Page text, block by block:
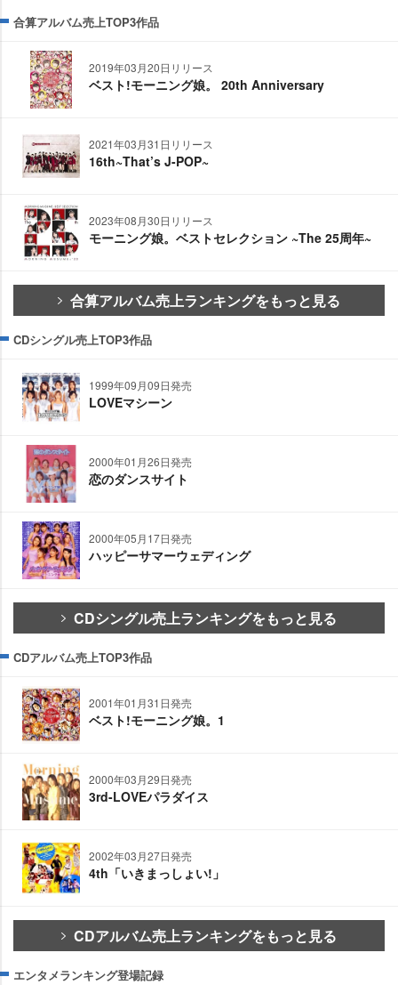
合算アルバム売上TOP3作品
2019年03月20日リリース
ベスト!モーニング娘。 20th Anniversary
2021年03月31日リリース
16th~That’s J-POP~
2023年08月30日リリース
モーニング娘。ベストセレクション ~The 25周年~
合算アルバム売上ランキングをもっと見る
CDシングル売上TOP3作品
1999年09月09日発売
LOVEマシーン
2000年01月26日発売
恋のダンスサイト
2000年05月17日発売
ハッピーサマーウェディング
CDシングル売上ランキングをもっと見る
CDアルバム売上TOP3作品
2001年01月31日発売
ベスト!モーニング娘。1
2000年03月29日発売
3rd-LOVEパラダイス
2002年03月27日発売
4th「いきまっしょい!」
CDアルバム売上ランキングをもっと見る
エンタメランキング登場記録